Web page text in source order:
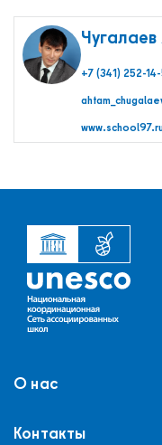
Чугалаев
+7 (341) 252-
О нас
Контакты